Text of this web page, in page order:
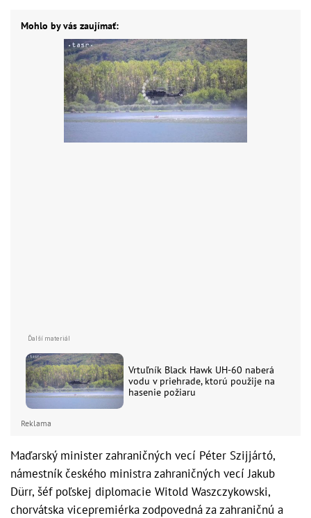
Mohlo by vás zaujímať:
Vrtuľník Black Hawk UH-60 naberá
vodu v priehrade, ktorú použije na
hasenie požiaru
Reklama
Maďarský minister zahraničných vecí Péter Szijjártó,
námestník českého ministra zahraničných vecí Jakub
Dürr, šéf poľskej diplomacie Witold Waszczykowski,
chorvátska vicepremiérka zodpovedná za zahraničnú a